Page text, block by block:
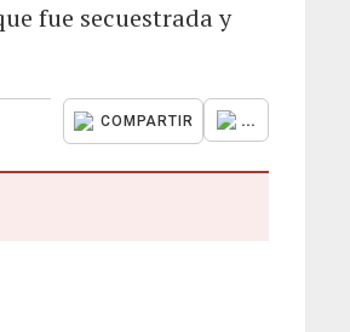
fue secuestrada y
COMPARTIR ...